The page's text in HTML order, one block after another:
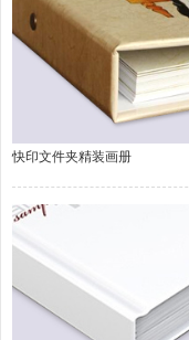
快印文件夹精装画册